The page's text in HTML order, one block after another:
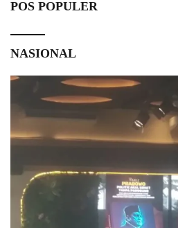
POS POPULER
NASIONAL